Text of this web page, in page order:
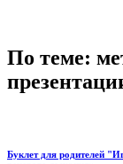
По теме:
Буклет для родителей